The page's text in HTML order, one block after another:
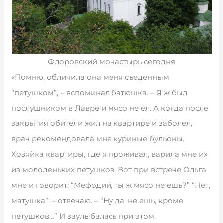
Флоровский монастырь сегодня
«Помню, обличила она меня съеденным
“петушком”, – вспоминал батюшка. – Я ж был
послушником в Лавре и мясо не ел. А когда после
закрытия обители жил на квартире и заболел,
врач рекомендовала мне куриные бульоны.
Хозяйка квартиры, где я проживал, варила мне их
из молоденьких петушков. Вот при встрече Ольга
мне и говорит: “Мефодий, ты ж мясо не ешь?” “Нет,
матушка”, – отвечаю. – “Ну да, не ешь, кроме
петушков…” И заулыбалась при этом,